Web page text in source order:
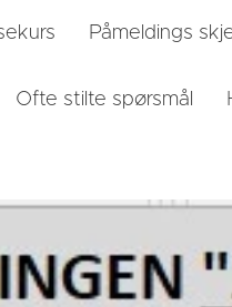
Påmeldings
Ofte stilte spørsmål